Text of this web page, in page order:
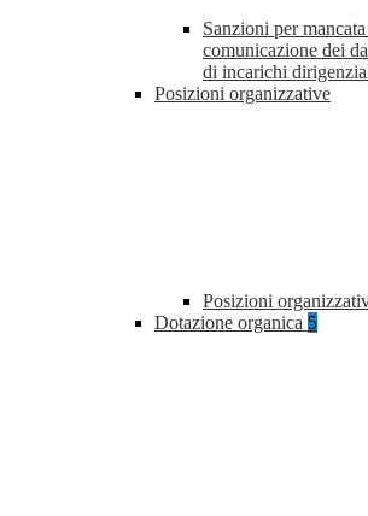
Sanzioni per
comunicazione dei
di incarichi
Posizioni organizzative
Posizioni
Dotazione organica 5